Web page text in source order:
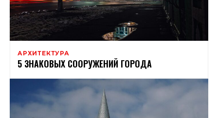
АРХИТЕКТУРА
5 ЗНАКОВЫХ СООРУЖЕНИЙ ГОРОДА